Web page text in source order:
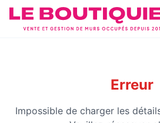
Erreur
Impossible de charger les